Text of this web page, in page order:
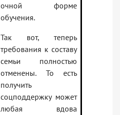
очной форме
обучения.
Так вот, теперь
требования к составу
семьи полностью
отменены. То есть
получить
соцподдержку может
любая вдова